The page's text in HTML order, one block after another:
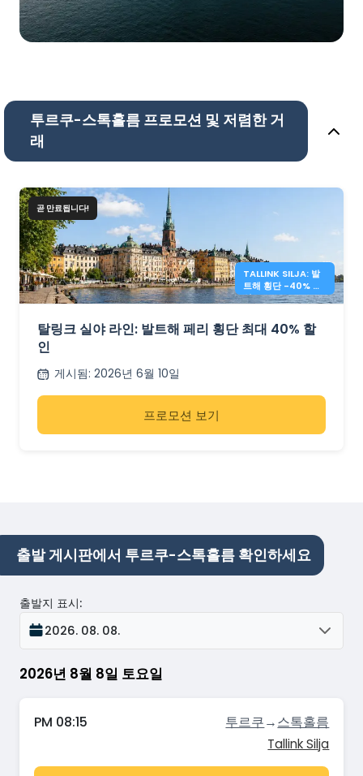
투르쿠-스톡홀름 프로모션 및 저렴한 거
래
곧 만료됩니다!
TALLINK SILJA: 발
트해 횡단 -40% 할
인
탈링크 실야 라인: 발트해 페리 횡단 최대 40% 할
인
게시됨: 2026년 6월 10일
프로모션 보기
출발 게시판에서 투르쿠-스톡홀름 확인하세요
2026년 8월 8일 토요일
출발지 표시:
2026. 08. 08.
PM 08:15 투르쿠→스톡홀름
Tallink Silja